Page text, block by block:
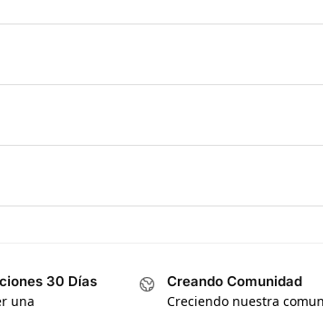
30 Días
una
Creando Comunidad
Creciendo nuestra